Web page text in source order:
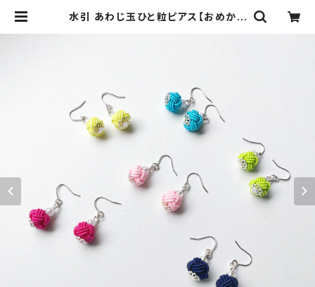
水引 あわじ玉ひと粒ピアス【おめかし